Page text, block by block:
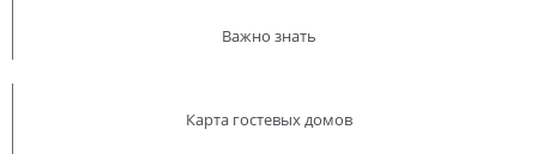
Важно знать
Карта гостевых домов